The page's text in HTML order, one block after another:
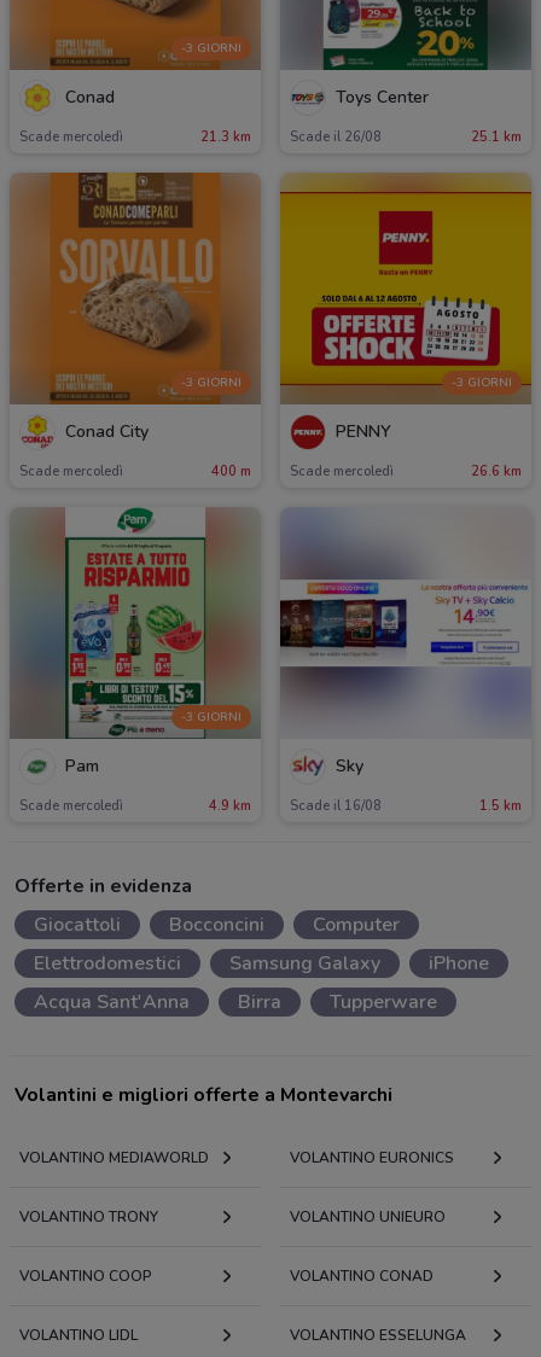
-3 GIORNI
Conad
Scade mercoledì 21.3 km
Toys Center
Scade il 26/08 25.1 km
-3 GIORNI
Conad City
Scade mercoledì 400 m
-3 GIORNI
PENNY
Scade mercoledì 26.6 km
-3 GIORNI
Pam
Scade mercoledì 4.9 km
Sky
Scade il 16/08 1.5 km
Offerte in evidenza
Giocattoli
Bocconcini
Computer
Elettrodomestici
Samsung Galaxy
iPhone
Acqua Sant'Anna
Birra Tupperware
Volantini e migliori offerte a Montevarchi
VOLANTINO MEDIAWORLD VOLANTINO EURONICS
VOLANTINO TRONY VOLANTINO UNIEURO
VOLANTINO COOP VOLANTINO CONAD
VOLANTINO LIDL VOLANTINO ESSELUNGA